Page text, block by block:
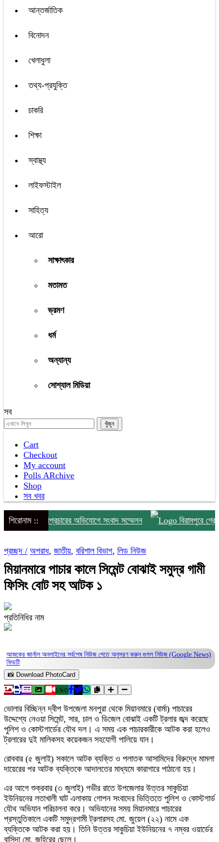
আন্তর্জাতিক
বিনোদন
খেলাধুলা
তথ্য-প্রযুক্তি
চাকরি
শিক্ষা
স্বাস্থ্য
লাইফস্টাইল
সাহিত্য
আরো
সাক্ষাৎকার
মতামত
ভ্রমণ
ধর্ম
অন্যান্য
সোশ্যাল মিডিয়া
সব
Cart
Checkout
My account
Polls ARchive
Shop
সব খবর
শিরোনাম ::
ও অপপ্রচারের অভিযোগে সংবাদ সম্মেলন বিরামপুরে
প্রচ্ছদ / অপরাধ, জাতীয়, বরিশাল বিভাগ, লিড নিউজ
মিয়ানমারে পাচার কালে সিমেন্ট বোঝাই সমুদ্র গামী
ফিসিং বোট সহ আটক ১
প্রতিনিধির নাম
আজকের জার্নাল অনলাইনের সর্বশেষ নিউজ পেতে অনুসরণ করুন গুগল নিউজ (Google News)
ফিডটি
📸 Download PhotoCard
১৯৩
ভোলার বিচ্ছিন্ন দ্বীপ উপজেলা মনপুরা থেকে মিয়ানমারে (বার্মা) পাচারের
উদ্দেশ্যে নেওয়া সিমেন্ট, সার, চাল ও ডিজেল বোঝাই একটি ট্রলার জব্দ করেছে
পুলিশ ও কোস্টগার্ডের যৌথ দল। এ সময় এক পাচারকারীকে আটক করা হলেও
ট্রলারের দুই মালিকসহ কয়েকজন সহযোগী পালিয়ে যান।
রোববার (৫ জুলাই) সকালে আটক ব্যক্তি ও পলাতক আসামিদের বিরুদ্ধে মামলা
দায়েরের পর আটক ব্যক্তিকে আদালতের মাধ্যমে কারাগারে পাঠানো হয়।
এর আগে শুক্রবার (৩ জুলাই) গভীর রাতে উপজেলার উত্তর সাকুচিয়া
ইউনিয়নের লতাখালী ঘাট এলাকায় গোপন সংবাদের ভিত্তিতে পুলিশ ও কোস্টগার্ড
যৌথ অভিযান পরিচালনা করে। অভিযানের সময় মিয়ানমারে পাচারের
প্রস্তুতিকালে একটি সমুদ্রগামী ট্রলারসহ মো. জুয়েল (২২) নামে এক
ব্যক্তিকে আটক করা হয়। তিনি উত্তর সাকুচিয়া ইউনিয়নের ৭ নম্বর ওয়ার্ডের
বাসিন্দা মো. জহিরের ছেলে।